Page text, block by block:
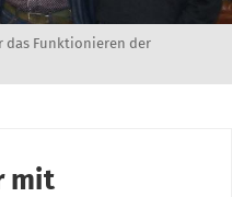
das Funktionieren der